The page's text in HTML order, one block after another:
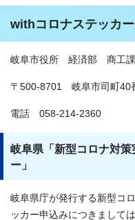
withコロナステッカ
岐阜市役所 経済部 商工課
〒500-8701 岐阜市司町40
電話 058-214-2360
岐阜県「新型コロナ対
ー」
岐阜県庁が発行する新型コ
ッカー申込みにつきまして